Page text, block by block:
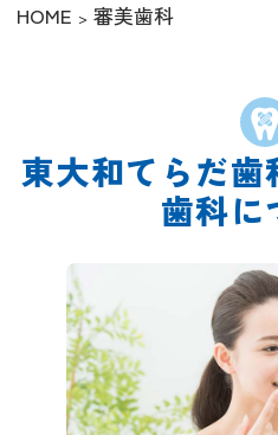
HOME 審美歯科
東大和てらだ
歯科に